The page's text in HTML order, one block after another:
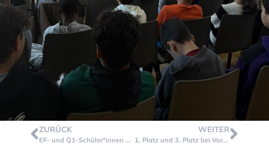
ZURÜCK
EF- und Q1-Schüler*innen beim Crash Kurs NRW
WEITER
1. Platz und 3. Platz bei Vorrundenturnier im Fußball